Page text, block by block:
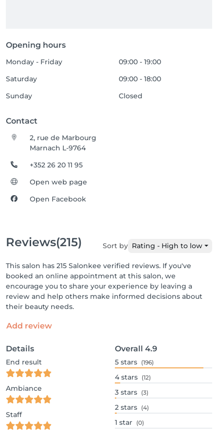
Opening hours
Monday - Friday
09:00 - 19:00
Saturday
09:00 - 18:00
Sunday
Closed
Contact
2, rue de Marbourg
Marnach L-9764
+352 26 20 11 95
Open web page
Open Facebook
Reviews(215) Sort by Rating - High to low
This salon has 215 Salonkee verified reviews. If you've
booked an online appointment at this salon, we
encourage you to share your experience by leaving a
review and help others make informed decisions about
their beauty needs.
Add review
Details
End result
Ambiance
Staff
Overall 4.9
5 stars (196)
4 stars (12)
3 stars (3)
2 stars (4)
1 star (0)